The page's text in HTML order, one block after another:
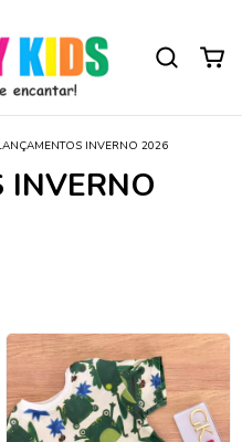
INVERNO 2026
INVERNO